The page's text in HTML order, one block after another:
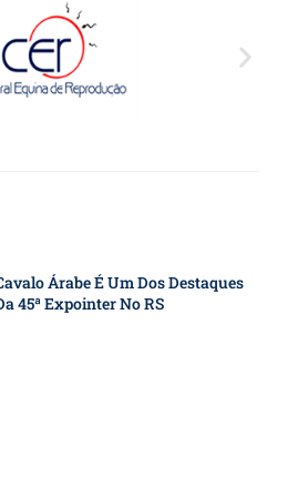
Árabe É Um Dos Destaques
45ª Expointer No RS